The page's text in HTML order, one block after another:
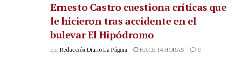
Ernesto Castro cuestiona críticas que
le hicieron tras accidente en el
bulevar El Hipódromo
por Redacción Diario La Página HACE 14 HORAS 0